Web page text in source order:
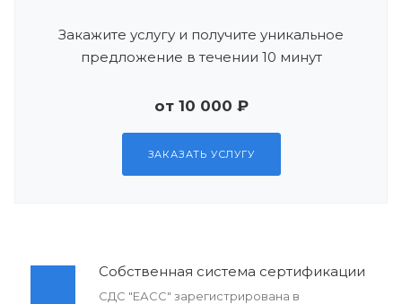
Закажите услугу и получите уникальное
предложение в течении 10 минут
от 10 000 ₽
ЗАКАЗАТЬ УСЛУГУ
Собственная система сертификации
СДС "ЕАСС" зарегистрирована в